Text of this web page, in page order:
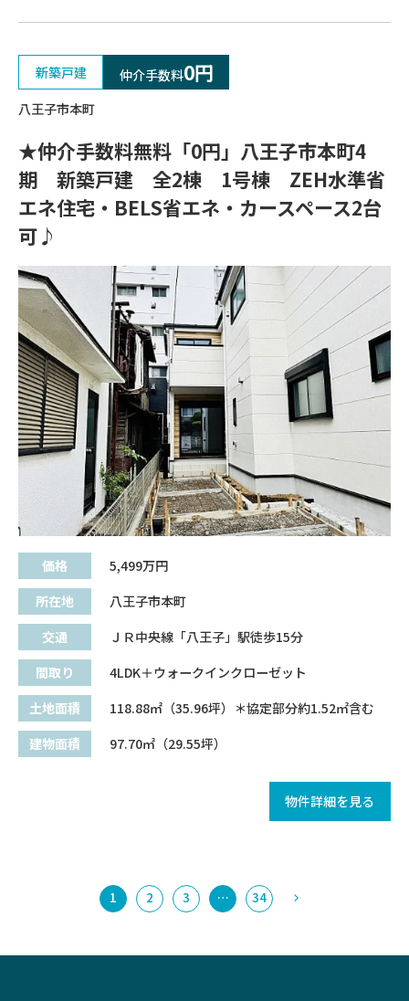
新築戸建 仲介手数料0円
八王子市本町
★仲介手数料無料「0円」八王子市本町4
期 新築戸建 全2棟 1号棟 ZEH水準省
エネ住宅・BELS省エネ・カースペース2台
可♪
価格 5,499万円
所在地
八王子市本町
交通
ＪＲ中央線「八王子」駅徒歩15分
間取り
4LDK＋ウォークインクローゼット
土地面積
118.88㎡（35.96坪）＊協定部分約1.52㎡含む
建物面積
97.70㎡（29.55坪）
物件詳細を見る
1 2 3 … 34